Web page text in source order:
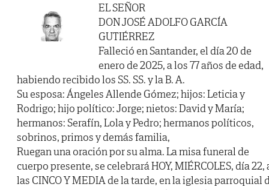
EL SEÑOR
DON JOSÉ ADOLFO GARCÍA
GUTIÉRREZ
Falleció en Santander, el día 20 de
enero de 2025, a los 77 años de edad,
habiendo recibido los SS. SS. y la B. A.
Su esposa: Ángeles Allende Gómez; hijos: Leticia y
Rodrigo; hijo político: Jorge; nietos: David y María;
hermanos: Serafín, Lola y Pedro; hermanos políticos,
sobrinos, primos y demás familia,
Ruegan una oración por su alma. La misa funeral de
cuerpo presente, se celebrará HOY, MIÉRCOLES, día 22,
las CINCO Y MEDIA de la tarde, en la iglesia parroquial